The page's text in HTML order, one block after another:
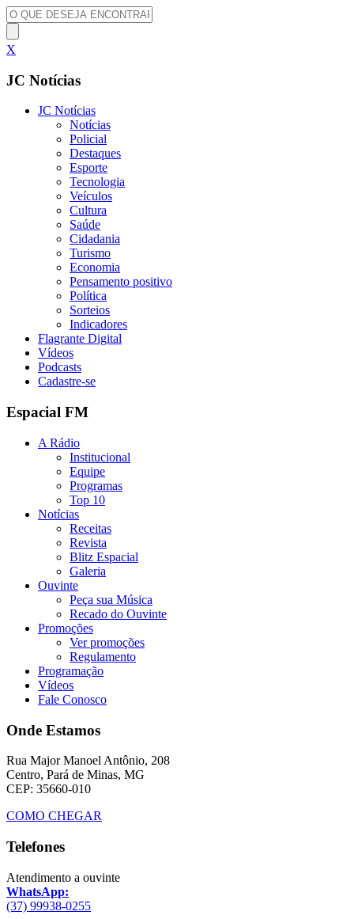
X
JC Notícias
JC Notícias
Notícias
Policial
Destaques
Esporte
Tecnologia
Veículos
Cultura
Saúde
Cidadania
Turismo
Economia
Pensamento positivo
Política
Sorteios
Indicadores
Flagrante Digital
Vídeos
Podcasts
Cadastre-se
Espacial FM
A Rádio
Institucional
Equipe
Programas
Top 10
Notícias
Receitas
Revista
Blitz Espacial
Galeria
Ouvinte
Peça sua Música
Recado do Ouvinte
Promoções
Ver promoções
Regulamento
Programação
Vídeos
Fale Conosco
Onde Estamos
Rua Major Manoel Antônio, 208
Centro, Pará de Minas, MG
CEP: 35660-010
COMO CHEGAR
Telefones
Atendimento a ouvinte
WhatsApp:
(37) 99938-0255